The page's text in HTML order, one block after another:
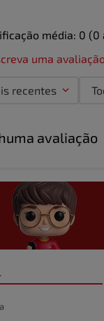
média: 0 (0
uma
Título
Avalie o produto de
★★★★★
Seu nome
recentes
avaliação